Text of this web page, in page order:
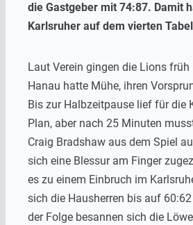
die Gastgeber mit 74:87. Damit
Karlsruher auf dem vierten
Laut Verein gingen die Lions früh
Hanau hatte Mühe, ihren
Bis zur Halbzeitpause lief für die
Plan, aber nach 25 Minuten
Craig Bradshaw aus dem Spiel
sich eine Blessur am Finger
es zu einem Einbruch im
sich die Hausherren bis auf
der Folge besannen sich die